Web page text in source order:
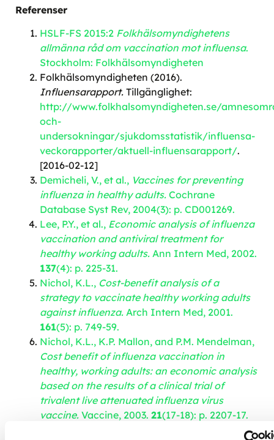
Referenser
HSLF-FS 2015:2 Folkhälsomyndighetens
allmänna råd om vaccination mot influensa.
Stockholm: Folkhälsomyndigheten
Folkhälsomyndigheten (2016).
Influensarapport. Tillgänglighet:
http://www.folkhalsomyndigheten.se/
och-
undersokningar/sjukdomsstatistik/influensa-
veckorapporter/aktuell-influensarapport/.
[2016-02-12]
Demicheli, V., et al., Vaccines for preventing
influenza in healthy adults. Cochrane
Database Syst Rev, 2004(3): p. CD001269.
Lee, P.Y., et al., Economic analysis of influenza
vaccination and antiviral treatment for
healthy working adults. Ann Intern Med, 2002.
137(4): p. 225-31.
Nichol, K.L., Cost-benefit analysis of a
strategy to vaccinate healthy working adults
against influenza. Arch Intern Med, 2001.
161(5): p. 749-59.
Nichol, K.L., K.P. Mallon, and P.M. Mendelman,
Cost benefit of influenza vaccination in
healthy, working adults: an economic analysis
based on the results of a clinical trial of
trivalent live attenuated influenza virus
vaccine. Vaccine, 2003. 21(17-18): p. 2207-17.